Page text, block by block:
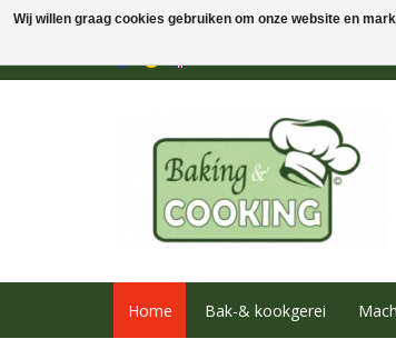
Home Bak-& kookgerei
Wij willen graag cookies gebruiken om onze website en